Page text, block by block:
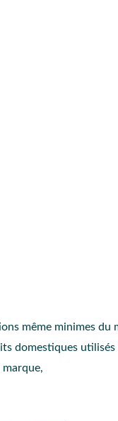
même minimes du
domestiques